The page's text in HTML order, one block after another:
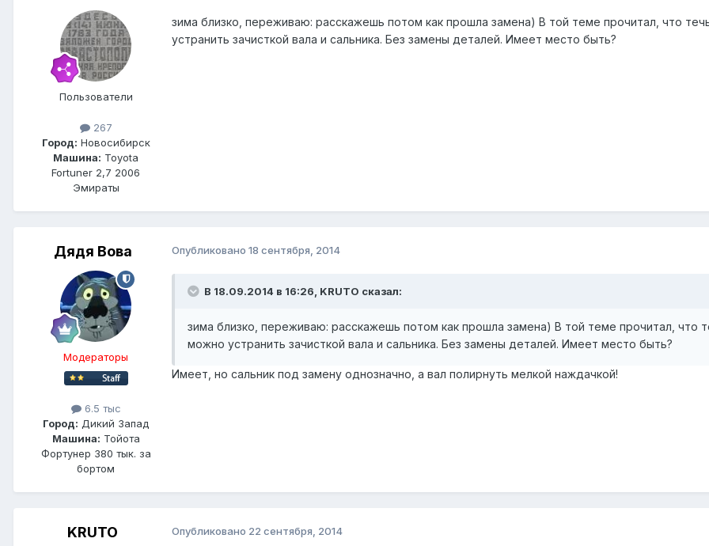
Пользователи
267
Город: Новосибирск
Машина: Toyota
Fortuner 2,7 2006
Эмираты
зима близко, переживаю: расскажешь потом как прошла замена) В той теме прочитал, что
устранить зачисткой вала и сальника. Без замены деталей. Имеет место быть?
Дядя Вова
Модераторы
6.5 тыс
Город: Дикий Запад
Машина: Тойота
Фортунер 380 тык. за
бортом
Опубликовано 18 сентября, 2014
В 18.09.2014 в 16:26, KRUTO сказал:
зима близко, переживаю: расскажешь потом как прошла замена) В той теме прочитал, что
можно устранить зачисткой вала и сальника. Без замены деталей. Имеет место быть?
Имеет, но сальник под замену однозначно, а вал полирнуть мелкой наждачкой!
KRUTO Опубликовано 22 сентября, 2014